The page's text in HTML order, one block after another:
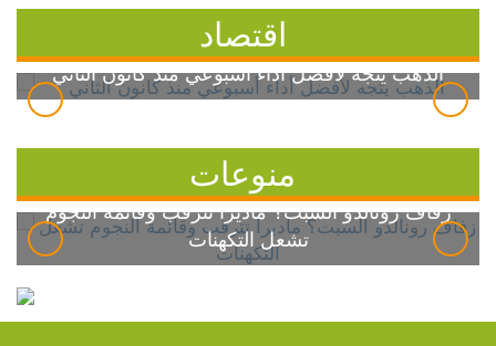
اقتصاد
الذهب يتجه لأفضل أداء أسبوعي منذ كانون الثاني
منوعات
زفاف رونالدو السبت؟ ماديرا تترقب وقائمة النجوم
تشعل التكهنات